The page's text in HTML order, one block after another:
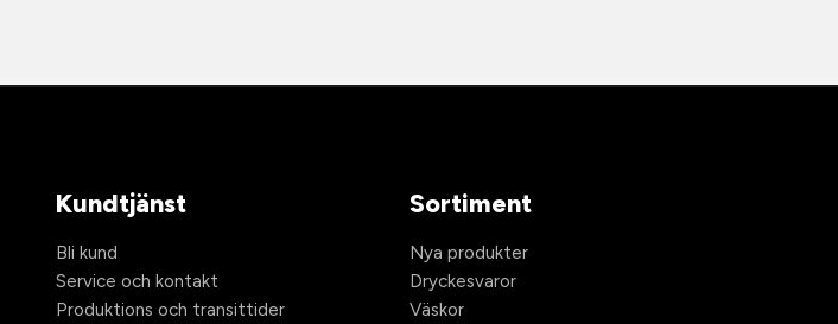
Kundtjänst
Bli kund
Service och kontakt
Produktions och transittider
Sortiment
Nya produkter
Dryckesvaror
Väskor